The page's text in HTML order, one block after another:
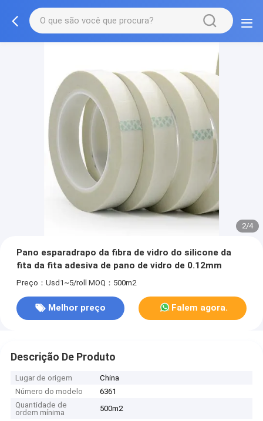
2/4
Pano esparadrapo da fibra de vidro do silicone da
fita da fita adesiva de pano de vidro de 0.12mm
Preço：Usd1~5/roll MOQ：500m2
Melhor preço Falem agora.
Descrição De Produto
Lugar de origem
China
Número do modelo
6361
Quantidade de
ordem mínima
500m2